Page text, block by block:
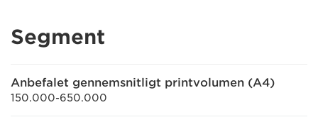
Segment
Anbefalet gennemsnitligt printvolumen (A4)
150.000-650.000